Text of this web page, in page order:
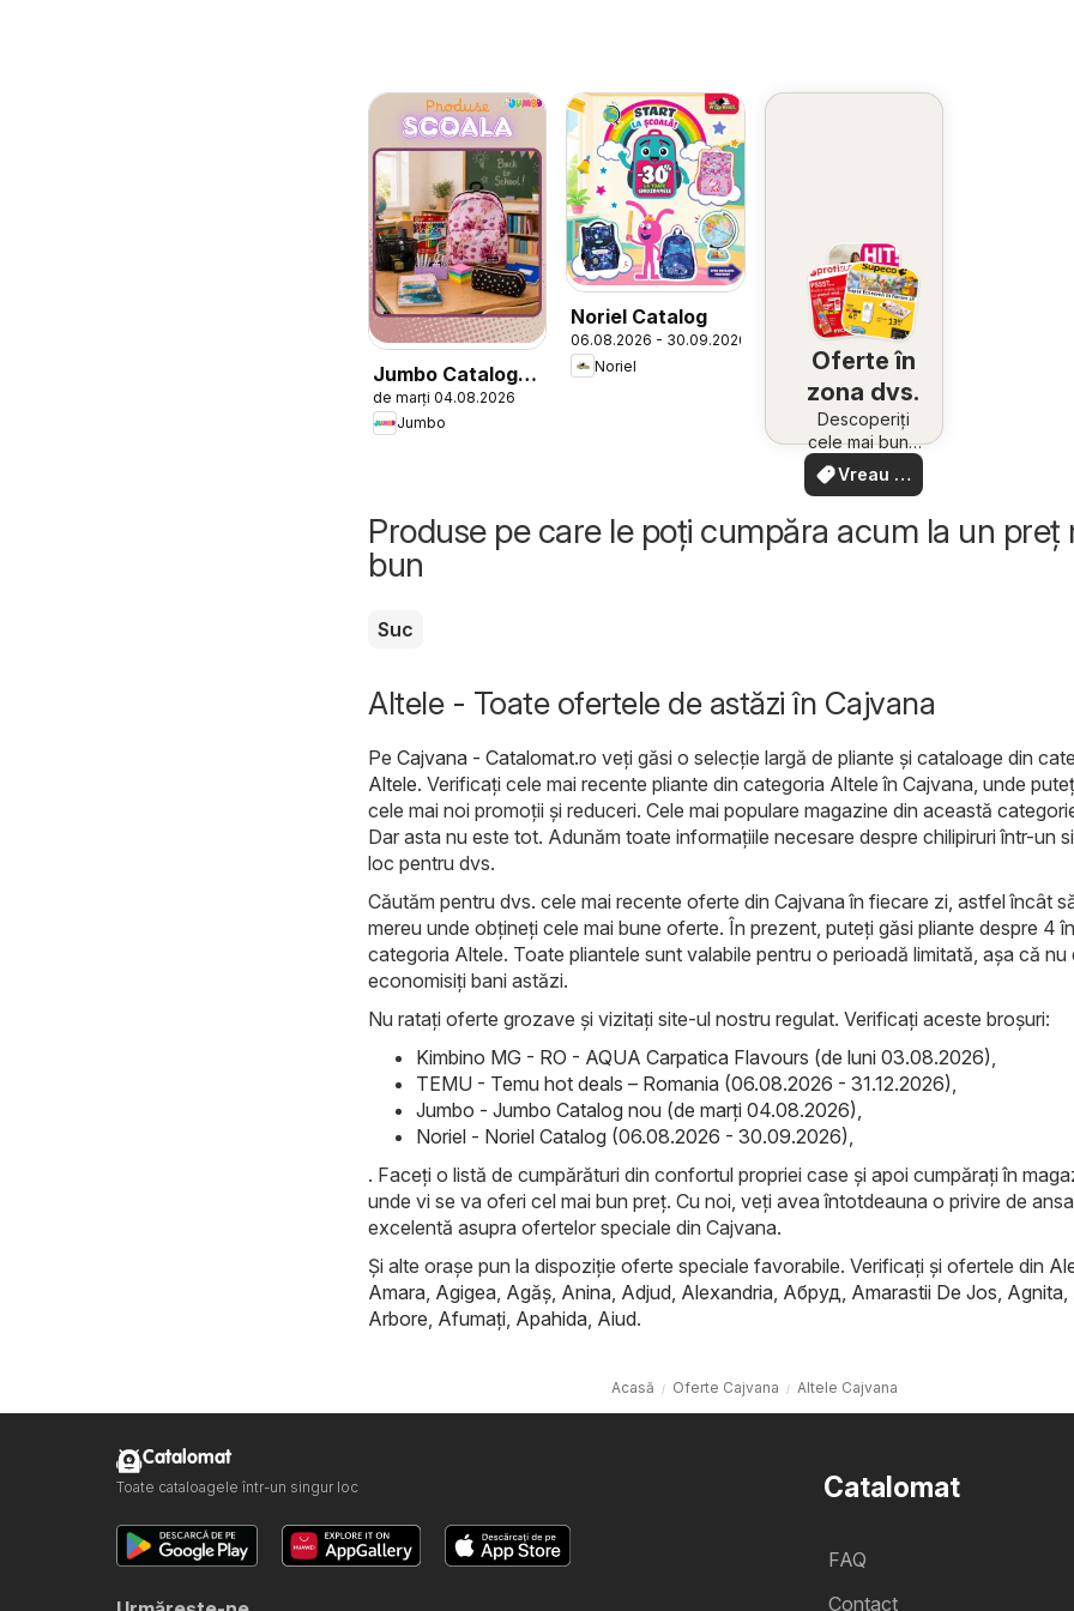
Jumbo Catalog
nou
de marți 04.08.2026
Jumbo
Noriel Catalog
06.08.2026 - 30.09.2026
Noriel
Oferte în
zona dvs.
Descoperiți
cele mai bune
oferte din
apropiere –
Vreau să
văd
Produse pe care le poți cumpăra acum la un preț
bun
Suc
Altele - Toate ofertele de astăzi în Cajvana
Pe Cajvana - Catalomat.ro veți găsi o selecție largă de pliante și cataloage din
Altele. Verificați cele mai recente pliante din categoria Altele în Cajvana, unde
cele mai noi promoții și reduceri. Cele mai populare magazine din această
Dar asta nu este tot. Adunăm toate informațiile necesare despre chilipiruri într-un
loc pentru dvs.
Căutăm pentru dvs. cele mai recente oferte din Cajvana în fiecare zi, astfel încât
mereu unde obțineți cele mai bune oferte. În prezent, puteți găsi pliante despre 4 în
categoria Altele. Toate pliantele sunt valabile pentru o perioadă limitată, așa că nu
economisiți bani astăzi.
Nu ratați oferte grozave și vizitați site-ul nostru regulat. Verificați aceste broșuri:
Kimbino MG - RO - AQUA Carpatica Flavours (de luni 03.08.2026)
TEMU - Temu hot deals – Romania (06.08.2026 - 31.12.2026)
Jumbo - Jumbo Catalog nou (de marți 04.08.2026)
Noriel - Noriel Catalog (06.08.2026 - 30.09.2026)
. Faceți o listă de cumpărături din confortul propriei case și apoi cumpărați în
unde vi se va oferi cel mai bun preț. Cu noi, veți avea întotdeauna o privire de
excelentă asupra ofertelor speciale din Cajvana.
Și alte orașe pun la dispoziție oferte speciale favorabile. Verificați și ofertele din
Amara Agigea Agăş Anina Adjud Alexandria Абруд Amarastii De Jos Agnita
Arbore Afumaţi Apahida Aiud.
Acasă Oferte Cajvana Altele Cajvana
Catalomat
FAQ
Contact
Catalomat
Toate cataloagele într-un singur loc